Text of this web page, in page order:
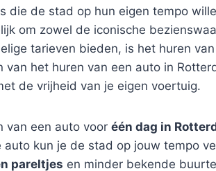
die de stad op hun eigen tempo
om zowel de iconische
tarieven bieden, is het huren
van het huren van een auto in
de vrijheid van je eigen voertuig.
van een auto voor één dag in
auto kun je de stad op jouw tempo
pareltjes en minder bekende